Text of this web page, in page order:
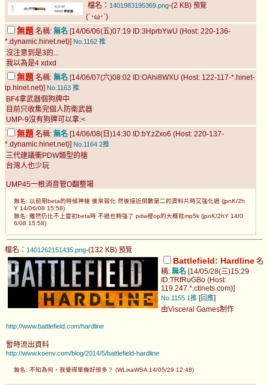
檔名： 1401983195369.png-(2 KB) 預覽
(´･ω･`)
無題 名稱: 無名 [14/06/06(五)07:19 ID:3HprbYwU (Host: 220-136-
*.dynamic.hinet.net)] No.1162 推
沒注意到是3的...
我以為是4 xdxd
無題 名稱: 無名 [14/06/07(六)08:02 ID:OAhi8WXU (Host: 122-117-*.hinet-
ip.hinet.net)] No.1163 推
BF4拿武器個狗牌中
目前只收集完個人防衛武器
UMP-9沒有狗牌可以拿:<
無題 名稱: 無名 [14/06/08(日)14:30 ID:bY.zZxo6 (Host: 220-137-
*.dynamic.hinet.net)] No.1164 2推
三代建議衝PDW類型的槍
台灣人也少玩
UMP45一根消音管O翻整場
無名: 以前剛beta的時候神槍 後來弱化 然後接近倒數第二的資料片時又強化過 (jpnK/2h
Y 14/06/08 15:58)
無名: 雖然仍比不上當初beta時 不過也夠強了 pdw裡op的大概就mp5k (jpnK/2hY 14/0
6/08 15:58)
檔名： 1401262151435.png-(132 KB) 預覽
Battlefield: Hardline 名
稱: 無名 [14/05/28(三)15:29
ID:TRfRuGBo (Host:
119.247.*.ctinets.com)]
No.1155 1推 [ 回應]
由Visceral Games制作
http://www.battlefield.com/hardline
暫時流出資料
http://www.koenv.com/blog/2014/5/battlefield-hardline
無名: 不知為何，我覺得單機好很多？ (WLixaWSA 14/05/29 12:48)